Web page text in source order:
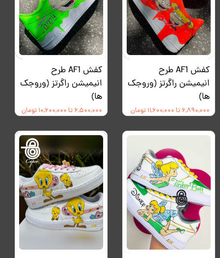
کفش AF1 طرح
انیمیشن راگرتز (وروجک
ها)
۶,۸۹۰,۰۰۰ تا ۱۱,۶۰۰,۰۰۰ تومان
کفش AF1 طرح
انیمیشن راگرتز (وروجک
ها)
۶,۵۰۰,۰۰۰ تا ۱۰,۶۰۰,۰۰۰ تومان